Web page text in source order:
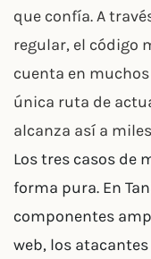
que confía. A
regular, el código
cuenta en
única ruta de
alcanza así a
Los tres casos de
forma pura. En
componentes
web, los